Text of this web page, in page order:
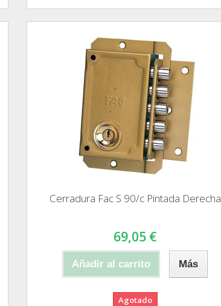
Cerradura Fac S 90/c Pintada Derecha
69,05 €
Añadir al carrito Más
Agotado